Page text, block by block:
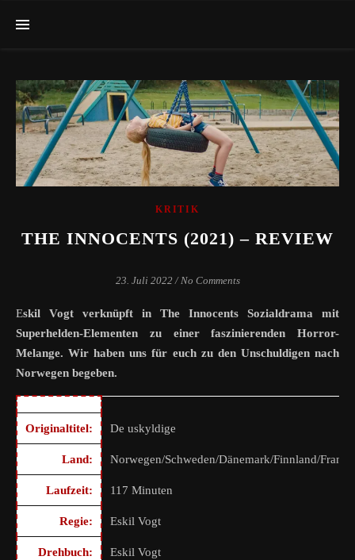
KRITIK
THE INNOCENTS (2021) – REVIEW
23. Juli 2022 / No Comments
Eskil Vogt verknüpft in The Innocents Sozialdrama mit
Superhelden-Elementen zu einer faszinierenden Horror-
Melange. Wir haben uns für euch zu den Unschuldigen nach
Norwegen begeben.
Originaltitel: De uskyldige
Land: Norwegen/Schweden/Dänemark/Finnland/
Laufzeit: 117 Minuten
Regie: Eskil Vogt
Drehbuch: Eskil Vogt